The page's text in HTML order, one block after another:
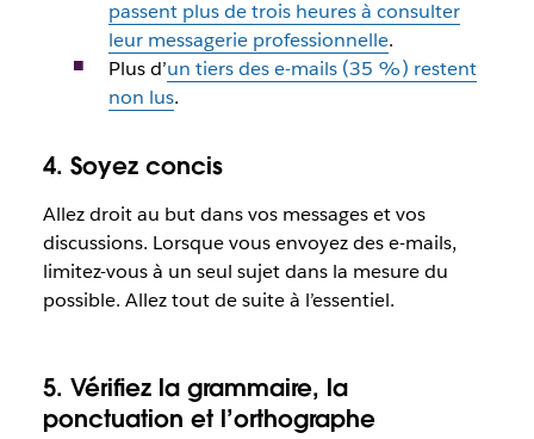
passent plus de trois heures à consulter
leur messagerie professionnelle.
Plus d’un tiers des e-mails (35 %) restent
non lus.
4. Soyez concis
Allez droit au but dans vos messages et vos
discussions. Lorsque vous envoyez des e-mails,
limitez-vous à un seul sujet dans la mesure du
possible. Allez tout de suite à l’essentiel.
5. Vérifiez la grammaire, la
ponctuation et l’orthographe